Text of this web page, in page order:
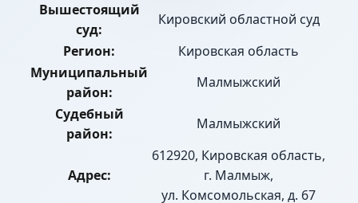
Вышестоящий
суд:
Кировский областной суд
Регион:
Кировская область
Муниципальный
район:
Малмыжский
Судебный
район:
Малмыжский
Адрес:
612920, Кировская область,
г. Малмыж,
ул. Комсомольская, д. 67